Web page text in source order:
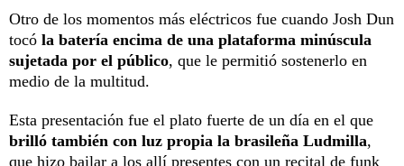
Otro de los momentos más eléctricos fue cuando Josh Dun
tocó la batería encima de una plataforma minúscula
sujetada por el público, que le permitió sostenerlo en
medio de la multitud.
Esta presentación fue el plato fuerte de un día en el que
brilló también con luz propia la brasileña Ludmilla,
que hizo bailar a los allí presentes con un recital de funk